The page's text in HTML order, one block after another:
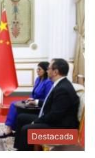
Destacada